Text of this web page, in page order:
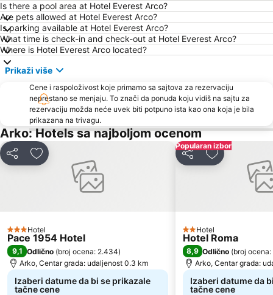
Is there a pool area at Hotel Everest Arco?
Are pets allowed at Hotel Everest Arco?
Is parking available at Hotel Everest Arco?
What time is check-in and check-out at Hotel Everest Arco?
Where is Hotel Everest Arco located?
Prikaži više
Cene i raspoloživost koje primamo sa sajtova za rezervaciju
neprestano se menjaju. To znači da ponuda koju vidiš na sajtu za
rezervaciju možda neće uvek biti potpuno ista kao ona koja je bila
prikazana na trivagu.
Arko: Hotels sa najboljom ocenom
Deli Dodati u favorite
3 Zvezdice
Hotel
Pace 1954 Hotel
9,1 Odlično (broj ocena: 2.434)
Arko, Centar grada: udaljenost 0.3 km
Izaberi datume da bi se prikazale
tačne cene
Popularan izbor
Deli Dodati u
2 Zvezdice
Hotel
Hotel Roma
8,9 Odlično (broj ocena:
Arko, Centar grada:
Izaberi datume da
tačne cene